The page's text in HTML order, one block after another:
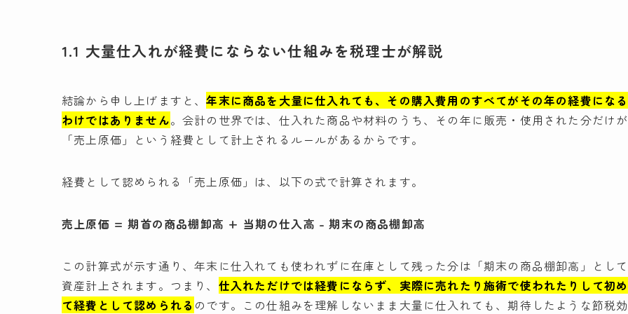
1.1 大量仕入れが経費にならない仕組みを税理士が解説
結論から申し上げますと、年末に商品を大量に仕入れても、その購入費用のすべてがその年の経費になる
わけではありません。会計の世界では、仕入れた商品や材料のうち、その年に販売・使用された分だけが
「売上原価」という経費として計上されるルールがあるからです。
経費として認められる「売上原価」は、以下の式で計算されます。
売上原価 = 期首の商品棚卸高 + 当期の仕入高 – 期末の商品棚卸高
この計算式が示す通り、年末に仕入れても使われずに在庫として残った分は「期末の商品棚卸高」として
資産計上されます。つまり、 仕入れただけでは経費にならず、実際に売れたり施術で使われたりして初め
て経費として認められる のです。この仕組みを理解しないまま大量に仕入れても、期待したような節税効